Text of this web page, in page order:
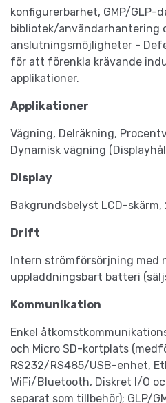
konfigurerbarhet, GMP/GLP-
bibliotek/användarhantering
anslutningsmöjligheter -
för att förenkla krävande
applikationer.
Applikationer
Vägning, Delräkning,
Dynamisk vägning
Display
Bakgrundsbelyst LCD-
Drift
Intern strömförsörjning med
uppladdningsbart batteri
Kommunikation
Enkel
och Micro SD-kortplats
RS232/RS485/USB-enhet,
WiFi/Bluetooth, Diskret I/O
separat som tillbehör); GLP/